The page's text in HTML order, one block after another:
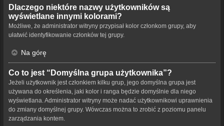
Dlaczego niektóre nazwy użytkowników są
wyświetlane innymi kolorami?
Możliwe, że administrator witryny przypisał kolor członkom grupy, aby
ułatwić identyfikowanie członków tej grupy.
Na górę
Co to jest “Domyślna grupa użytkownika”?
Jeżeli użytkownik jest członkiem kilku grup, jego domyślna grupa jest
używana do określenia, jaki kolor i ranga będzie domyślnie dla niego
wyświetlana. Administrator witryny może nadać użytkownikowi uprawnienia
do zmiany domyślnej grupy. Wówczas można to zrobić z poziomu panelu
zarządzania kontem.